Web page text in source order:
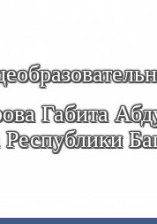
Габита
Республики